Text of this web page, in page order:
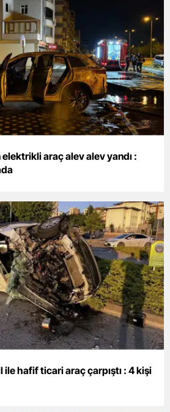
Giresun
Gümüşhane
Hakkari
Hatay
Isparta
İzmir
Kars
Kastamonu
Kayseri
Kırklareli
Kırşehir
Kocaeli
Konya
araç alev alev yandı :
hafif ticari araç çarpıştı : 4 kişi